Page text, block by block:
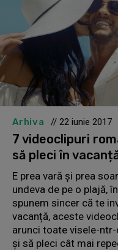
Arhiva // 22 iunie 2017
7 videoclipuri
să pleci în
E prea vară și prea
undeva de pe o plajă,
spunem sincer că te
vacanță, aceste
arunci toate visele-
și să pleci cât mai